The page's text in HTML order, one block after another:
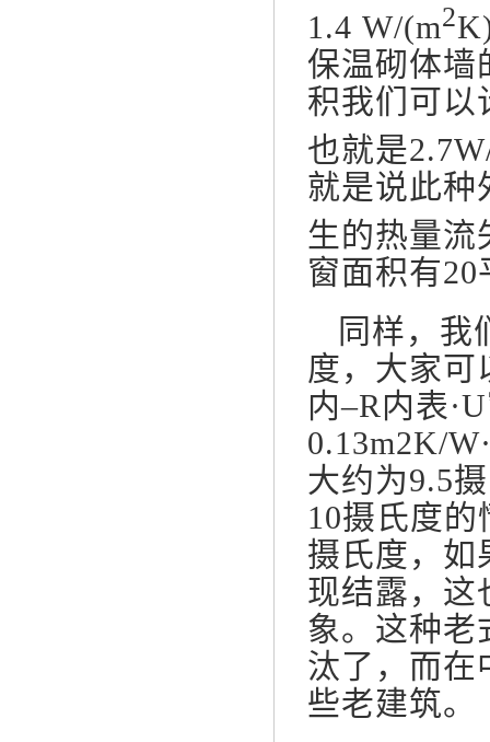
1.4 W/(m2
保温砌体墙
积我们可以
也就是
就是说此种
生的热量流
窗面积有
同样，我
度，大家可
内–R内表
0.13m2K/
大约为9.5
10摄氏度
摄氏度，如
现结露，这
象。这种老
汰了，而在
些老建筑。